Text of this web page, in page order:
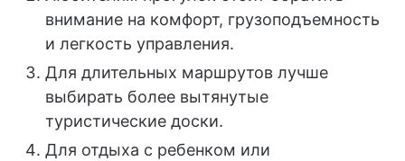
внимание на комфорт, грузоподъемность
и легкость управления.
Для длительных маршрутов лучше
выбирать более вытянутые
туристические доски.
Для отдыха с ребенком или